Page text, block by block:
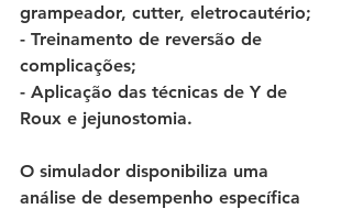
grampeador, cutter, eletrocautério;
- Treinamento de reversão de
complicações;
- Aplicação das técnicas de Y de
Roux e jejunostomia.
O simulador disponibiliza uma
análise de desempenho específica